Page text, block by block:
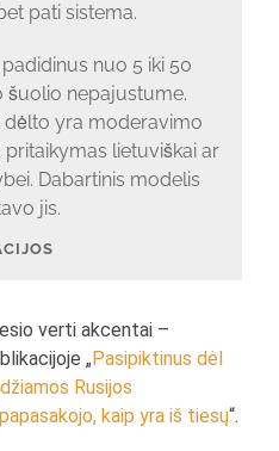
pati sistema.
nuo 5 iki 50
šuolio nepajustume.
dėlto yra moderavimo
lietuviškai ar
Dabartinis modelis
jis.
verti akcentai –
„Pasipiktinus dėl
Rusijos
kaip yra iš tiesų“.